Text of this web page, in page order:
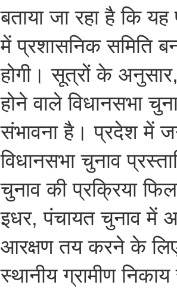
बताया जा रहा है कि
में प्रशासनिक समिति
होगी। सूत्रों के
होने वाले विधानसभा
संभावना है। प्रदेश में
विधानसभा चुनाव
चुनाव की प्रक्रिया
इधर, पंचायत चुनाव में
आरक्षण तय करने के
स्थानीय ग्रामीण